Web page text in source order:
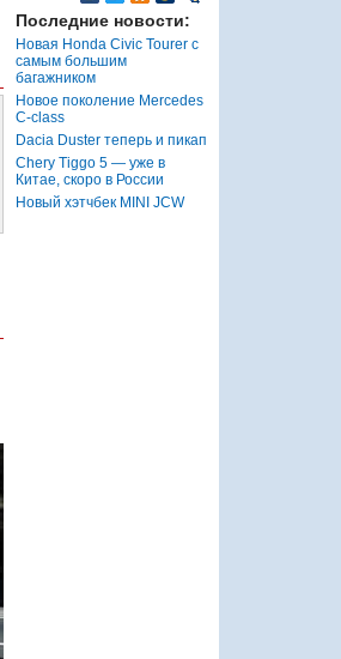
Последние новости:
Новая Honda Civic Tourer с
самым большим
багажником
Новое поколение Mercedes
C-class
Dacia Duster теперь и пикап
Chery Tiggo 5 — уже в
Китае, скоро в России
Новый хэтчбек MINI JCW